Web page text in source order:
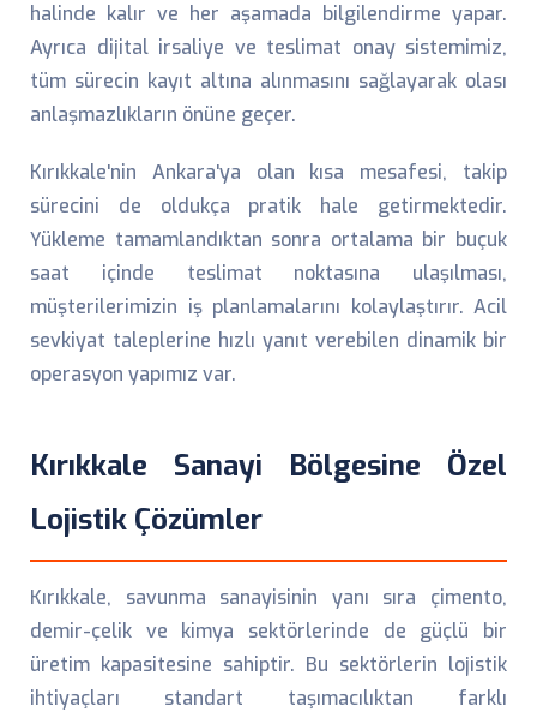
halinde kalır ve her aşamada bilgilendirme yapar.
Ayrıca dijital irsaliye ve teslimat onay sistemimiz,
tüm sürecin kayıt altına alınmasını sağlayarak olası
anlaşmazlıkların önüne geçer.
Kırıkkale'nin Ankara'ya olan kısa mesafesi, takip
sürecini de oldukça pratik hale getirmektedir.
Yükleme tamamlandıktan sonra ortalama bir buçuk
saat içinde teslimat noktasına ulaşılması,
müşterilerimizin iş planlamalarını kolaylaştırır. Acil
sevkiyat taleplerine hızlı yanıt verebilen dinamik bir
operasyon yapımız var.
Kırıkkale Sanayi Bölgesine Özel
Lojistik Çözümler
Kırıkkale, savunma sanayisinin yanı sıra çimento,
demir-çelik ve kimya sektörlerinde de güçlü bir
üretim kapasitesine sahiptir. Bu sektörlerin lojistik
ihtiyaçları standart taşımacılıktan farklı